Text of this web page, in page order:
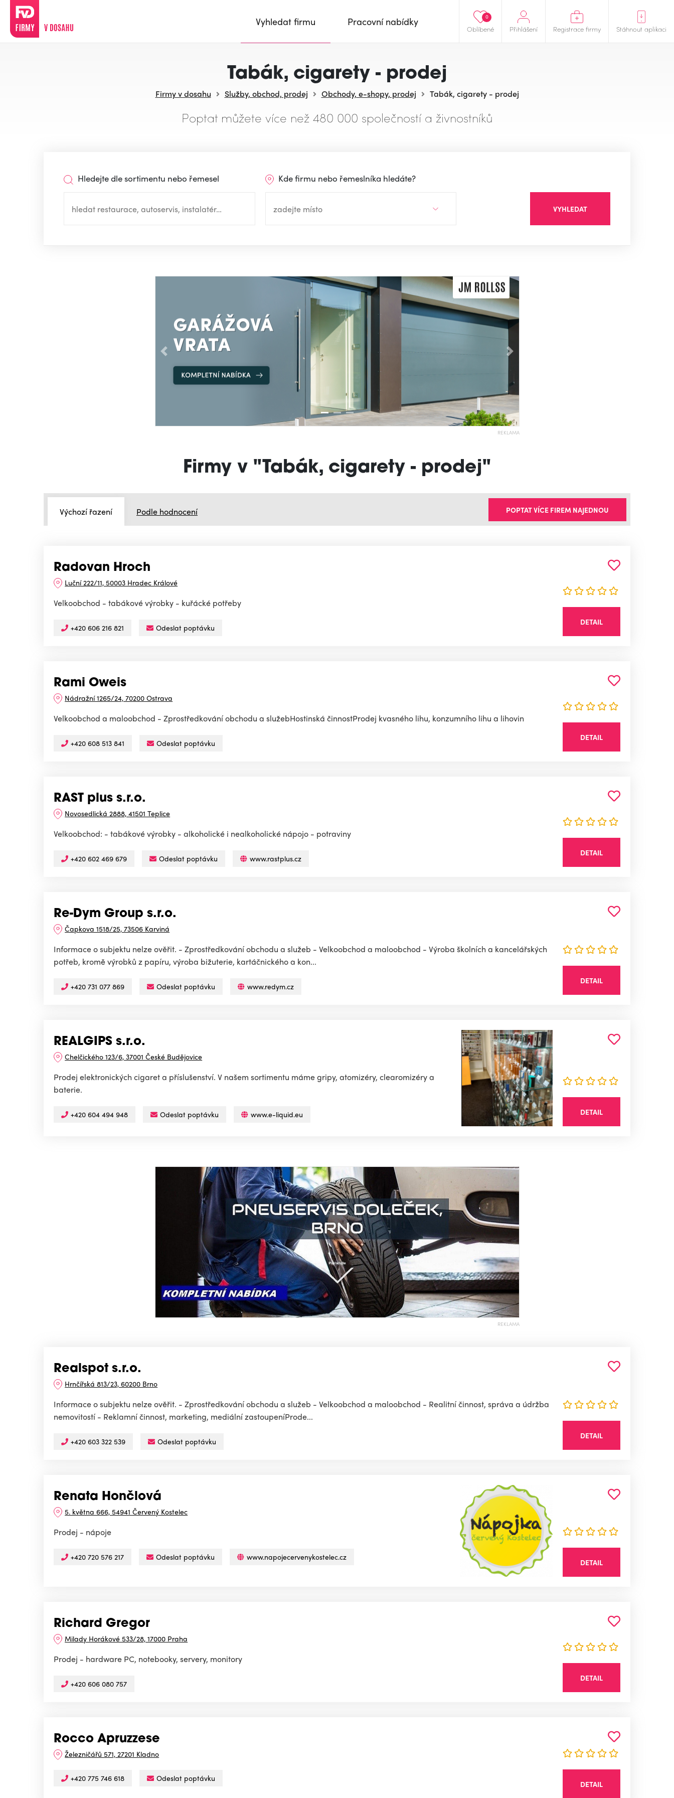
Oblíbené
0
Přihlášení Registrace firmy Stáhnout aplikaci
Vyhledat firmu Pracovní nabídky
Tabák, cigarety - prodej
Firmy v dosahu Služby, obchod, prodej Obchody, e-shopy, prodej Tabák, cigarety - prodej
Poptat můžete více než 480 000 společností a živnostníků
Hledejte dle sortimentu nebo řemesel Kde firmu nebo řemeslníka hledáte?
VYHLEDAT
Předchozí Následující
REKLAMA
Firmy v "Tabák, cigarety - prodej"
Výchozí řazení Podle hodnocení POPTAT VÍCE FIREM NAJEDNOU
Radovan Hroch
Luční 222/11, 50003 Hradec Králové
Velkoobchod - tabákové výrobky - kuřácké potřeby
+420 606 216 821 Odeslat poptávku
DETAIL
Rami Oweis
Nádražní 1265/24, 70200 Ostrava
Velkoobchod a maloobchod - Zprostředkování obchodu a služebHostinská činnostProdej kvasného lihu, konzumního lihu a lihovin
+420 608 513 841 Odeslat poptávku
DETAIL
RAST plus s.r.o.
Novosedlická 2888, 41501 Teplice
Velkoobchod: - tabákové výrobky - alkoholické i nealkoholické nápojo - potraviny
+420 602 469 679 Odeslat poptávku www.rastplus.cz
DETAIL
Re-Dym Group s.r.o.
Čapkova 1518/25, 73506 Karviná
Informace o subjektu nelze ověřit. - Zprostředkování obchodu a služeb - Velkoobchod a maloobchod - Výroba školních a kancelářských
potřeb, kromě výrobků z papíru, výroba bižuterie, kartáčnického a kon...
+420 731 077 869 Odeslat poptávku www.redym.cz
DETAIL
REALGIPS s.r.o.
Chelčického 123/6, 37001 České Budějovice
Prodej elektronických cigaret a příslušenství. V našem sortimentu máme gripy, atomizéry, clearomizéry a
baterie.
+420 604 494 948 Odeslat poptávku www.e-liquid.eu DETAIL
REKLAMA
Realspot s.r.o.
Hrnčířská 813/23, 60200 Brno
Informace o subjektu nelze ověřit. - Zprostředkování obchodu a služeb - Velkoobchod a maloobchod - Realitní činnost, správa a údržba
nemovitostí - Reklamní činnost, marketing, mediální zastoupeníProde...
+420 603 322 539 Odeslat poptávku
DETAIL
Renata Hončlová
5. května 666, 54941 Červený Kostelec
Prodej - nápoje
+420 720 576 217 Odeslat poptávku www.napojecervenykostelec.cz
DETAIL
Richard Gregor
Milady Horákové 533/28, 17000 Praha
Prodej - hardware PC, notebooky, servery, monitory
+420 606 080 757
DETAIL
Rocco Apruzzese
Železničářů 571, 27201 Kladno
+420 775 746 618 Odeslat poptávku
DETAIL